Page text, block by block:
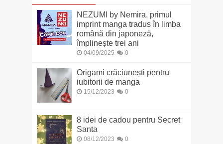
NEZUMI by Nemira, primul
imprint manga tradus în limba
română din japoneză,
împlinește trei ani
04/09/2025 0
Origami crăciunești pentru
iubitorii de manga
15/12/2023 0
8 idei de cadou pentru Secret
Santa
08/12/2023 0